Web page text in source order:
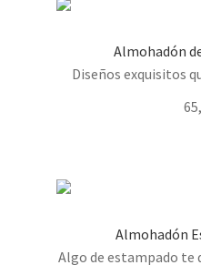
Almohadón
Diseños exquisitos
Almohadón
Algo de estampado te